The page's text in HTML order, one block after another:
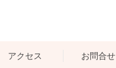
アクセス お問合せ